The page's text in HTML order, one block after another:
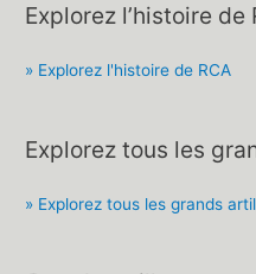
Explorez l’histoire de
» Explorez l'histoire de RCA
Explorez tous les
» Explorez tous les grands